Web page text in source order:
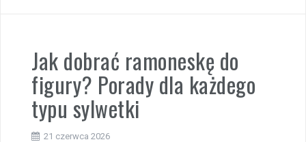
Jak dobrać ramoneskę do
figury? Porady dla każdego
typu sylwetki
21 czerwca 2026